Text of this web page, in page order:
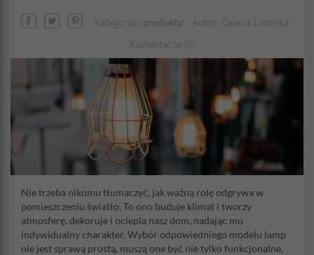
Kategoria / produkty
Autor: Galeria Limonka
Komentarze (0)
Nie trzeba nikomu tłumaczyć, jak ważną rolę odgrywa w
pomieszczeniu światło. To ono buduje klimat i tworzy
atmosferę, dekoruje i ociepla nasz dom, nadając mu
indywidualny charakter. Wybór odpowiedniego modelu lamp
nie jest sprawą prostą, muszą one być nie tylko funkcjonalne,